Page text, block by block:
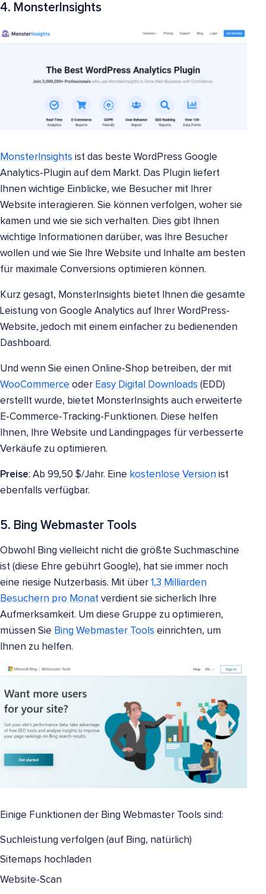
4. MonsterInsights
MonsterInsights ist das beste WordPress Google
Analytics-Plugin auf dem Markt. Das Plugin liefert
Ihnen wichtige Einblicke, wie Besucher mit Ihrer
Website interagieren. Sie können verfolgen, woher sie
kamen und wie sie sich verhalten. Dies gibt Ihnen
wichtige Informationen darüber, was Ihre Besucher
wollen und wie Sie Ihre Website und Inhalte am besten
für maximale Conversions optimieren können.
Kurz gesagt, MonsterInsights bietet Ihnen die gesamte
Leistung von Google Analytics auf Ihrer WordPress-
Website, jedoch mit einem einfacher zu bedienenden
Dashboard.
Und wenn Sie einen Online-Shop betreiben, der mit
WooCommerce oder Easy Digital Downloads (EDD)
erstellt wurde, bietet MonsterInsights auch erweiterte
E-Commerce-Tracking-Funktionen. Diese helfen
Ihnen, Ihre Website und Landingpages für verbesserte
Verkäufe zu optimieren.
Preise: Ab 99,50 $/Jahr. Eine kostenlose Version ist
ebenfalls verfügbar.
5. Bing Webmaster Tools
Obwohl Bing vielleicht nicht die größte Suchmaschine
ist (diese Ehre gebührt Google), hat sie immer noch
eine riesige Nutzerbasis. Mit über 1,3 Milliarden
Besuchern pro Monat verdient sie sicherlich Ihre
Aufmerksamkeit. Um diese Gruppe zu optimieren,
müssen Sie Bing Webmaster Tools einrichten, um
Ihnen zu helfen.
Einige Funktionen der Bing Webmaster Tools sind:
Suchleistung verfolgen (auf Bing, natürlich)
Sitemaps hochladen
Website-Scan